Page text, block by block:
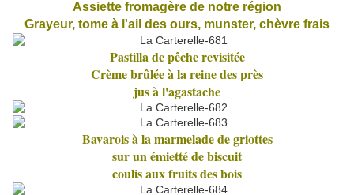
Assiette fromagère de notre région
Grayeur, tome à l'ail des ours, munster, chèvre frais
Pastilla de pêche revisitée
Crème brûlée à la reine des près
jus à l'agastache
Bavarois à la marmelade de griottes
sur un émietté de biscuit
coulis aux fruits des bois